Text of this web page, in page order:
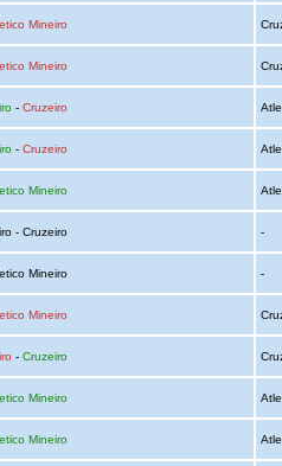
Mineiro
Mineiro
- Cruzeiro
- Cruzeiro
Mineiro
- Cruzeiro -
Mineiro -
Mineiro
- Cruzeiro
Mineiro
Mineiro